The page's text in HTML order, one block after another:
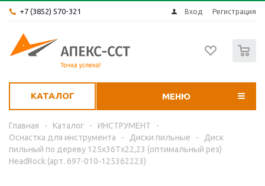
+7 (3852) 570-321 Вход Регистрация
КАТАЛОГ МЕНЮ
Главная - Каталог - ИНСТРУМЕНТ
-
Оснастка для инструмента
- Диски пильные -
Диск
пильный по дереву 125x36Тx22,23 (оптимальный рез)
HeadRock (арт. 697-010-125362223)